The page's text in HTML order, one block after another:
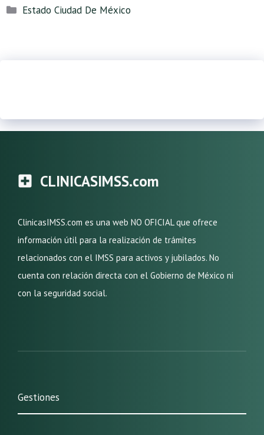
Categorías
Estado Ciudad De México
CLINICASIMSS.com
ClinicasIMSS.com es una web NO OFICIAL que ofrece
información útil para la realización de trámites
relacionados con el IMSS para activos y jubilados. No
cuenta con relación directa con el Gobierno de México ni
con la seguridad social.
Gestiones